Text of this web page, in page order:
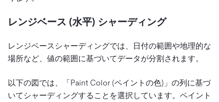
レンジベース (水平) シャーディング
レンジベースシャーディングでは、日付の範囲や地理的な
場所など、値の範囲に基づいてデータが分割されます。
以下の図では、「Paint Color (ペイントの色)」の列に基づ
いてシャーディングすることを選択しています。ペイント